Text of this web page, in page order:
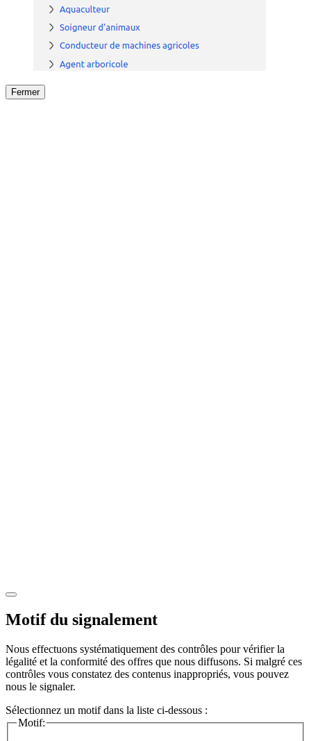
Fermer
Motif du signalement
Nous effectuons systématiquement des contrôles pour vérifier la
légalité et la conformité des offres que nous diffusons. Si malgré ces
contrôles vous constatez des contenus inappropriés, vous pouvez
nous le signaler.
Sélectionnez un motif dans la liste ci-dessous :
Motif: